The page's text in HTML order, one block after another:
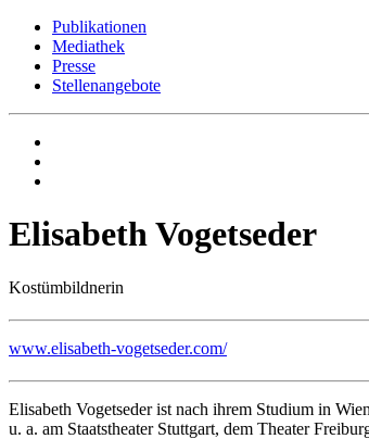
Publikationen
Mediathek
Presse
Stellenangebote
Elisabeth Vogetseder
Kostümbildnerin
www.elisabeth-vogetseder.com/
Elisabeth Vogetseder ist nach ihrem Studium in
u. a. am Staatstheater Stuttgart, dem Theater